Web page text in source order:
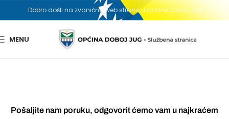
Dobro došli na zvaničnu web stranicu Općine Doboj Jug
MENU
Pošaljite nam poruku, odgovorit ćemo vam u najkraćem